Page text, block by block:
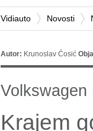
Vidiauto Novosti
Autor: Krunoslav Ćosić
Volkswagen
Krajem